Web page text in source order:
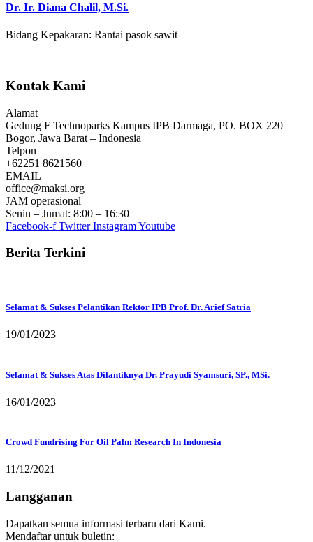
Dr. Ir. Diana Chalil, M.Si.
Bidang Kepakaran: Rantai pasok sawit
Kontak Kami
Alamat
Gedung F Technoparks Kampus IPB Darmaga, PO. BOX 220
Bogor, Jawa Barat – Indonesia
Telpon
+62251 8621560
EMAIL
office@maksi.org
JAM operasional
Senin – Jumat: 8:00 – 16:30
Facebook-f Twitter InstagramYoutube
Berita Terkini
Selamat & Sukses Pelantikan Rektor IPB Prof. Dr. Arief Satria
19/01/2023
Selamat & Sukses Atas Dilantiknya Dr. Prayudi Syamsuri, SP., MSi.
16/01/2023
Crowd Fundrising For Oil Palm Research In Indonesia
11/12/2021
Langganan
Dapatkan semua informasi terbaru dari Kami.
Mendaftar untuk buletin: